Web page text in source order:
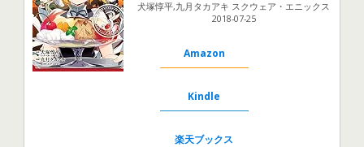
犬塚惇平,九月タカアキ スクウェア・エニックス
2018-07-25
Amazon
Kindle
楽天ブックス